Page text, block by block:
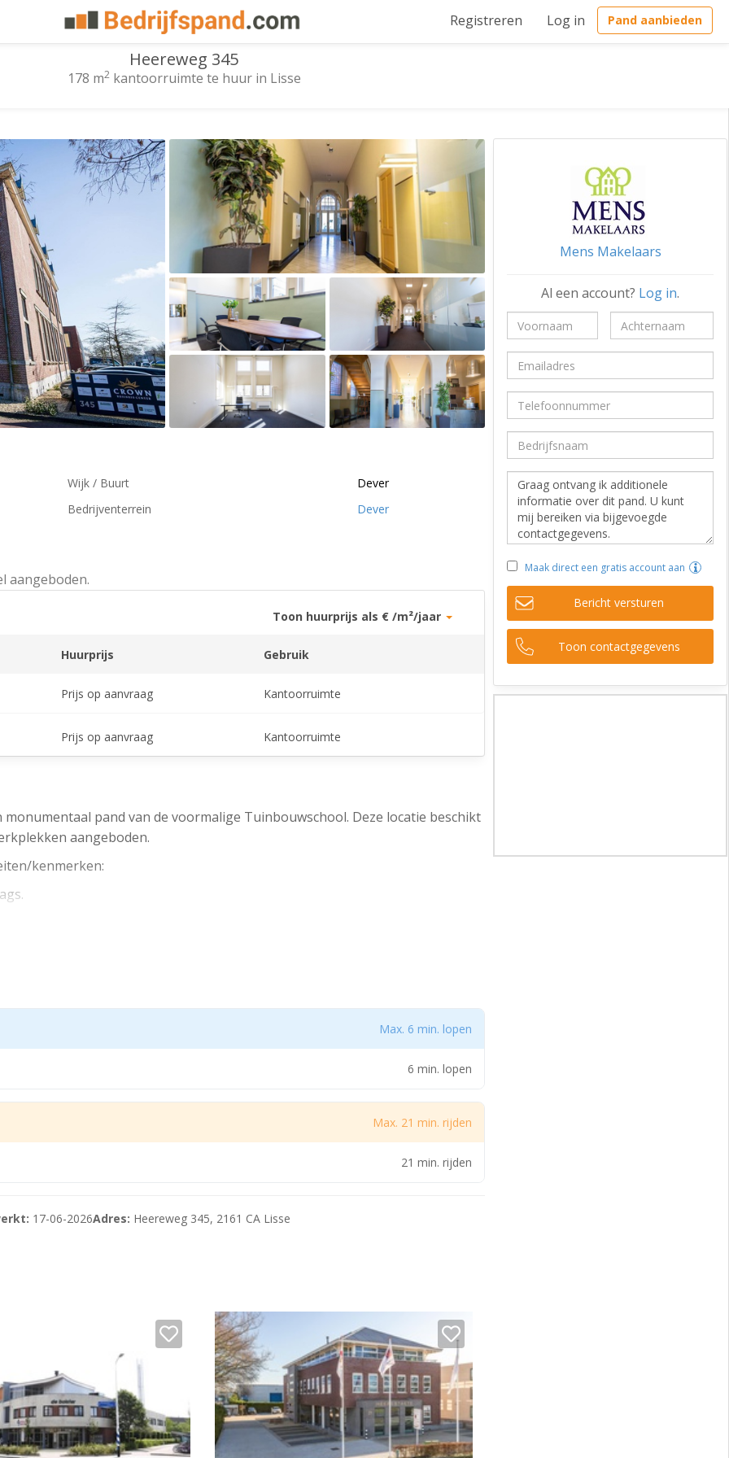
Registreren Log in Pand aanbieden
Heereweg 345
178 m2kantoorruimte te huur in Lisse
Wijk / Buurt
Dever
Bedrijventerrein
Dever
aangeboden.
Toon huurprijs als € /m²/jaar
Huurprijs Gebruik
Prijs op aanvraag Kantoorruimte
Prijs op aanvraag Kantoorruimte
pand van de voormalige Tuinbouwschool. Deze locatie beschikt
aangeboden.
kenmerken:
een eigen access point) € 40,- exclusief btw per internetpoort per
Max. 6 min. lopen
6 min. lopen
Max. 21 min. rijden
21 min. rijden
17-06-2026Adres: Heereweg 345, 2161 CA Lisse
Mens Makelaars
Al een account? Log in.
Maak direct een gratis account aan
Bericht versturen
Toon contactgegevens